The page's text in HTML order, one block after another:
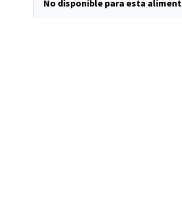
No disponible para esta